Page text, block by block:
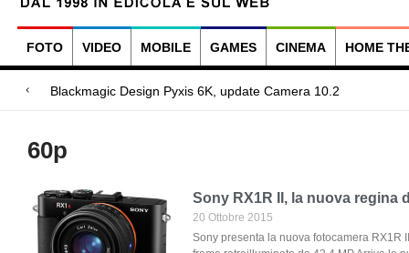
FOTO VIDEO MOBILE GAMES CINEMA HOME
Megadap M2RF, i
Blackmagic Design UltraStudio Express 3G, due accessori ad
Arri Rental, evoluzioni in arrivo
60p
Sony RX1R II, la nuova regina
20 Ottobre 2015
Sony presenta la nuova fotocamera RX1R